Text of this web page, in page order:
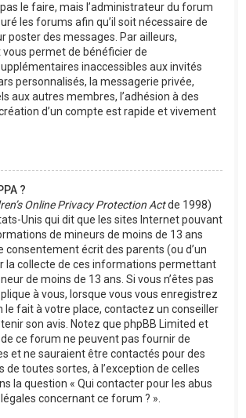
le faire, mais l’administrateur du forum
les forums afin qu’il soit nécessaire de
poster des messages. Par ailleurs,
vous permet de bénéficier de
inaccessibles aux invités
personnalisés, la messagerie privée,
aux autres membres, l’adhésion à des
d’un compte est rapide et vivement
?
Online Privacy Protection Actde 1998)
Unis qui dit que les sites Internet pouvant
de mineurs de moins de 13 ans
consentement écrit des parents (ou d’un
la collecte de ces informations permettant
de moins de 13 ans. Si vous n’êtes pas
à vous, lorsque vous vous enregistrez
le fait à votre place, contactez un conseiller
son avis. Notez que phpBB Limited et
ce forum ne peuvent pas fournir de
et ne sauraient être contactés pour des
de toutes sortes, à l’exception de celles
la question « Qui contacter pour les abus
concernant ce forum ? ».